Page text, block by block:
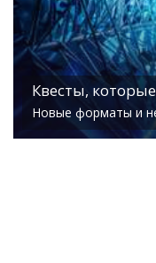
Квесты,
Новые форматы и